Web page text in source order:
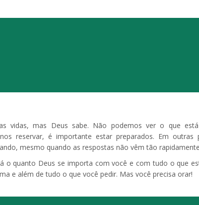
vidas, mas Deus sabe. Não podemos ver o que
reservar, é importante estar preparados. Em outras
mesmo quando as respostas não vêm tão
o quanto Deus se importa com você e com tudo o que
e além de tudo o que você pedir. Mas você precisa orar!